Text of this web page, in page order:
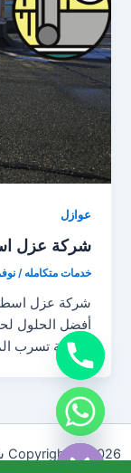
عوازل
شركة عزل
خدمات متكامله/
شركة عزل
أفضل الحلول
مشكلة تسرب
Copyright © 2026 شركه خدمات منزليه | Powered by
Hide
chaty